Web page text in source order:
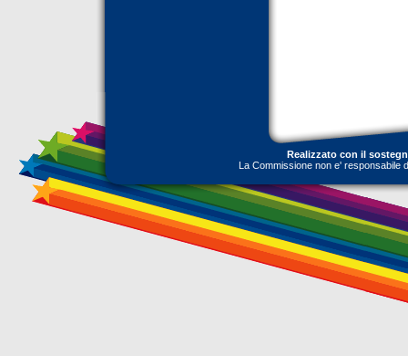
Realizzato con il
La Commissione non e' responsabile